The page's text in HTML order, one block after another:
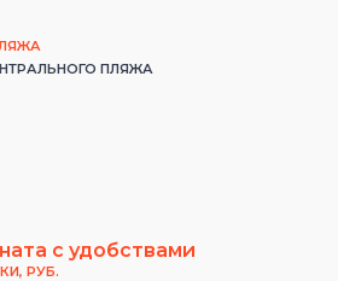
ПЛЯЖА
с удобствами
РУБ.